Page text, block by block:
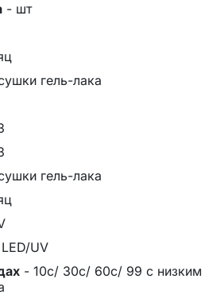
- шт
гель-лака
гель-лака
LED/UV
- 10с/ 30с/ 60с/ 99 с низким